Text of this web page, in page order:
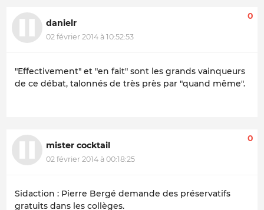
danielr
02 février 2014 à 10:52:53
0
"Effectivement" et "en fait" sont les grands vainqueurs
de ce débat, talonnés de très près par "quand même".
mister cocktail
02 février 2014 à 00:18:25
0
Sidaction : Pierre Bergé demande des préservatifs
gratuits dans les collèges.